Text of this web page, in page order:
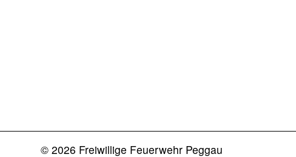
© 2026 Freiwillige Feuerwehr Peggau